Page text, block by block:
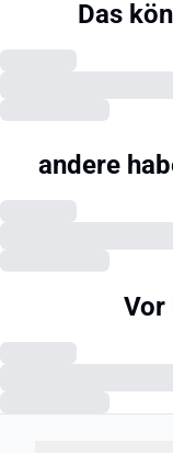
Das
andere
Vor